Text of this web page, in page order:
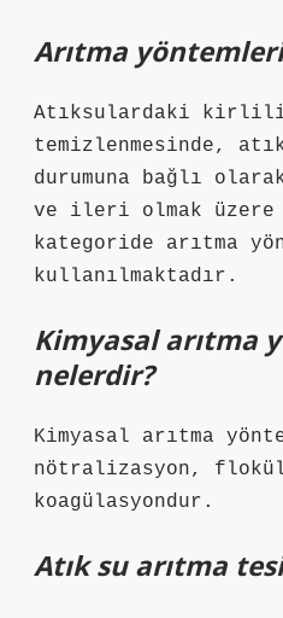
Arıtma
Atıksulardaki
temizlenmesinde,
durumuna bağlı
ve ileri olmak
kategoride arıtma
kullanılmaktadır.
Kimyasal arıtma
nelerdir?
Kimyasal arıtma
nötralizasyon,
koagülasyondur.
Atık su arıtma